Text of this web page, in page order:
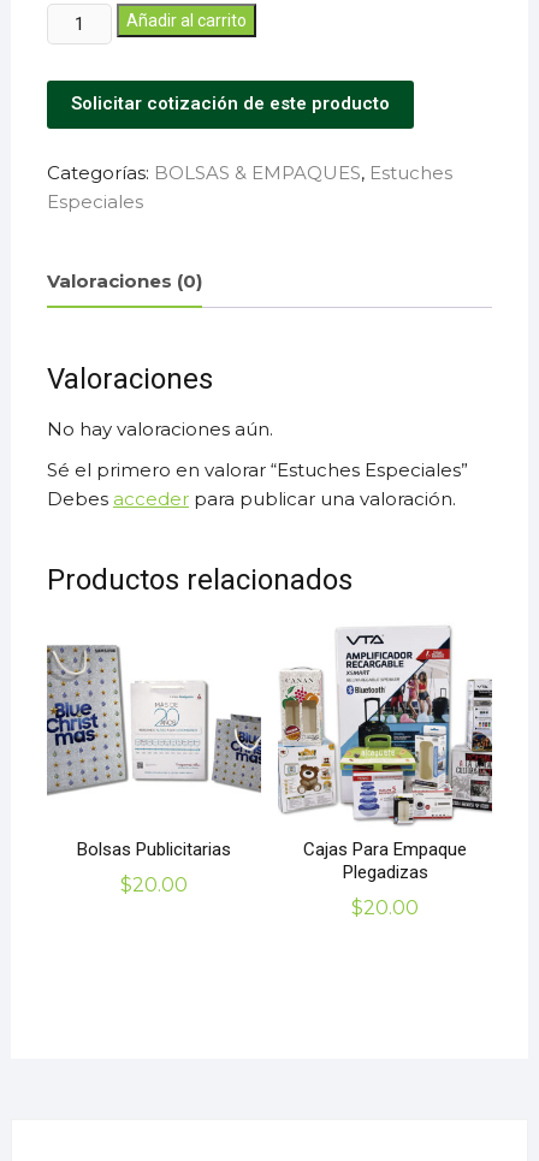
Añadir al carrito
Solicitar cotización de este producto
Categorías: BOLSAS & EMPAQUES, Estuches
Especiales
Valoraciones (0)
Valoraciones
No hay valoraciones aún.
Sé el primero en valorar “Estuches Especiales”
Debes accederpara publicar una valoración.
Productos relacionados
Bolsas Publicitarias
$20.00
Cajas Para Empaque
Plegadizas
$20.00